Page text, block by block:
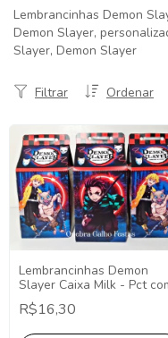
Lembrancinhas Demon
Demon Slayer,
Slayer, Demon Slayer
Ordenar
Filtrar
Lembrancinhas Demon
Slayer Caixa Milk - Pct
10
R$16,30